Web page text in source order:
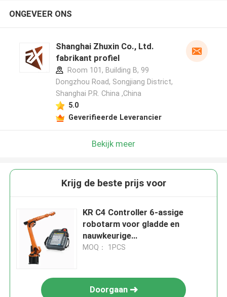
ONGEVEER ONS
Shanghai Zhuxin Co., Ltd.
fabrikant profiel
Room 101, Building B, 99
Dongzhou Road, Songjiang District,
Shanghai P.R. China ,China
5.0
Geverifieerde Leverancier
Bekijk meer
Krijg de beste prijs voor
KR C4 Controller 6-assige
robotarm voor gladde en
nauwkeurige
materiaalbehandeling
MOQ： 1PCS
Doorgaan